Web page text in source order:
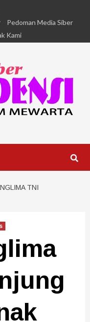
Pedoman Media Siber
Kami
TNI